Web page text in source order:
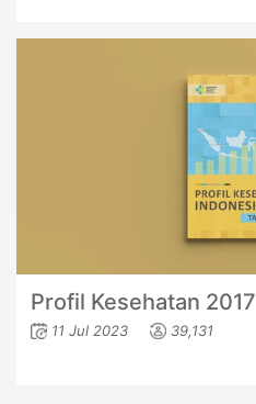
Profil Kesehatan 2017
11 Jul 2023 39,131